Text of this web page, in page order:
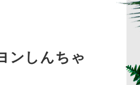
ンしんちゃ